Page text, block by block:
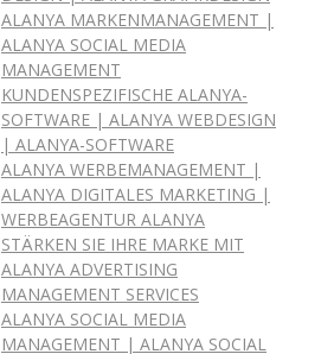
ALANYA MARKENMANAGEMENT |
ALANYA SOCIAL MEDIA
MANAGEMENT
KUNDENSPEZIFISCHE ALANYA-
SOFTWARE | ALANYA WEBDESIGN
| ALANYA-SOFTWARE
ALANYA WERBEMANAGEMENT |
ALANYA DIGITALES MARKETING |
WERBEAGENTUR ALANYA
STÄRKEN SIE IHRE MARKE MIT
ALANYA ADVERTISING
MANAGEMENT SERVICES
ALANYA SOCIAL MEDIA
MANAGEMENT | ALANYA SOCIAL